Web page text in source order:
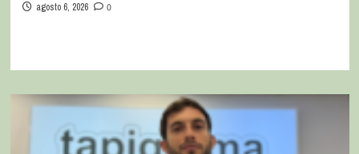
agosto 6, 2026 0